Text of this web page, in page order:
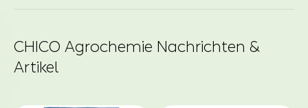
CHICO Agrochemie Nachrichten &
Artikel